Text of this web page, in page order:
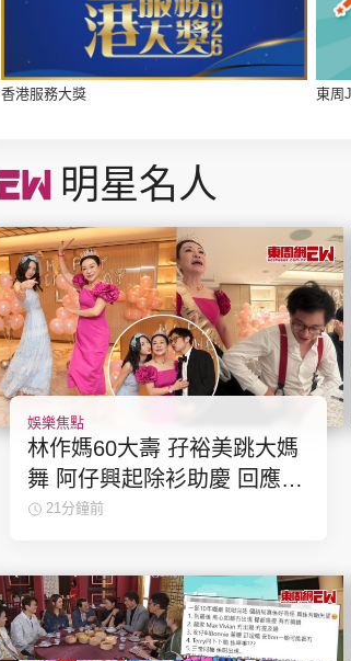
聯絡我們 隱私政策聲明 版權及
香港服務大獎 東周
明星名人
娛樂焦點
林作媽60大壽 孖裕美跳大媽
舞 阿仔興起除衫助慶 回應兩
女交好有原因
21分鐘前